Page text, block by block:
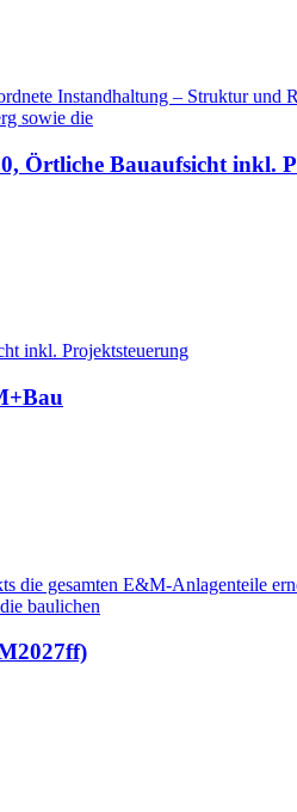
Instandhaltung – Struktur
sowie die
Örtliche Bauaufsicht inkl.
inkl. Projektsteuerung
gesamten E&M-Anlagenteile
baulichen